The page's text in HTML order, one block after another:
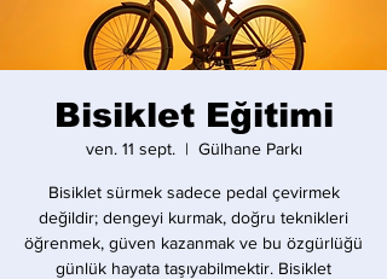
Bisiklet Eğitimi
ven. 11 sept.
  |
Gülhane Parkı
Bisiklet sürmek sadece pedal çevirmek
değildir; dengeyi kurmak, doğru teknikleri
öğrenmek, güven kazanmak ve bu özgürlüğü
günlük hayata taşıyabilmektir. Bisiklet